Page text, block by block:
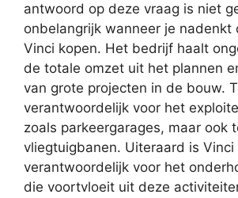
antwoord op deze vraag is niet
onbelangrijk wanneer je nadenkt
Vinci kopen. Het bedrijf haalt
de totale omzet uit het plannen
van grote projecten in de bouw.
verantwoordelijk voor het
zoals parkeergarages, maar ook
vliegtuigbanen. Uiteraard is Vinci
verantwoordelijk voor het
die voortvloeit uit deze